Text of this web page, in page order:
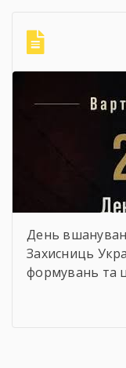
День
Захисниць
формувань та